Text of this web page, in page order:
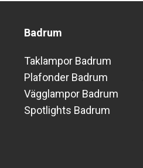
Badrum
Taklampor Badrum
Plafonder Badrum
Vägglampor Badrum
Spotlights Badrum